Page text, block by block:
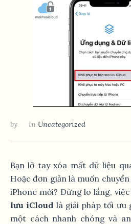
by in Uncategorized
Bạn lỡ tay xóa mất dữ liệu
Hoặc đơn giản là muốn
iPhone mới? Đừng lo lắng, việc
lưu iCloud là giải pháp tối ưu
một cách nhanh chóng và